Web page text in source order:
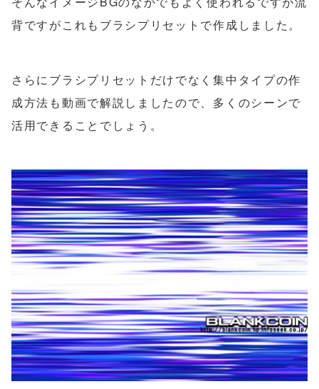
背ですがこれもブラシプリセットで作成しました。
さらにブラシプリセットだけでなく集中タイプの作
成方法も動画で解説しましたので、多くのシーンで
活用できることでしょう。